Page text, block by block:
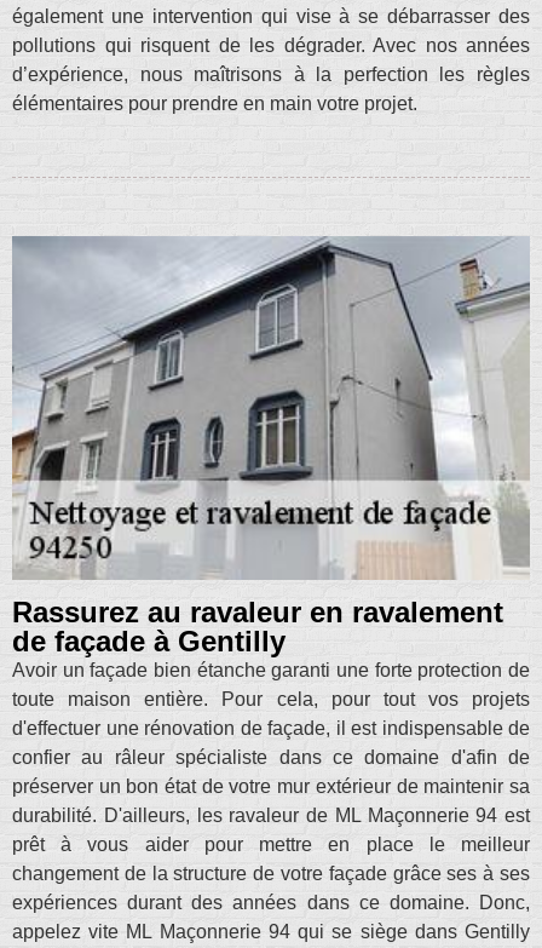
également une intervention qui vise à se débarrasser des
pollutions qui risquent de les dégrader. Avec nos années
d’expérience, nous maîtrisons à la perfection les règles
élémentaires pour prendre en main votre projet.
Rassurez au ravaleur en ravalement
de façade à Gentilly
Avoir un façade bien étanche garanti une forte protection de
toute maison entière. Pour cela, pour tout vos projets
d'effectuer une rénovation de façade, il est indispensable de
confier au râleur spécialiste dans ce domaine d'afin de
préserver un bon état de votre mur extérieur de maintenir sa
durabilité. D'ailleurs, les ravaleur de ML Maçonnerie 94 est
prêt à vous aider pour mettre en place le meilleur
changement de la structure de votre façade grâce ses à ses
expériences durant des années dans ce domaine. Donc,
appelez vite ML Maçonnerie 94 qui se siège dans Gentilly